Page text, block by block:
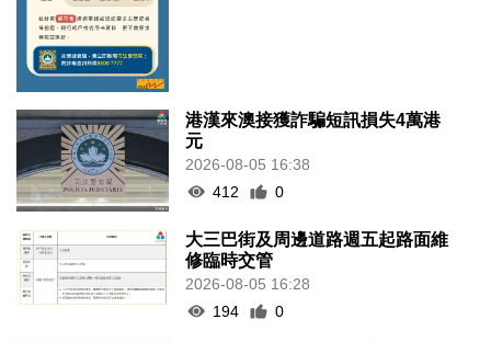
港漢來澳接獲詐騙短訊損失4萬港
元
2026-08-05 16:38
412
0
大三巴街及周邊道路週五起路面維
修臨時交管
2026-08-05 16:28
194
0